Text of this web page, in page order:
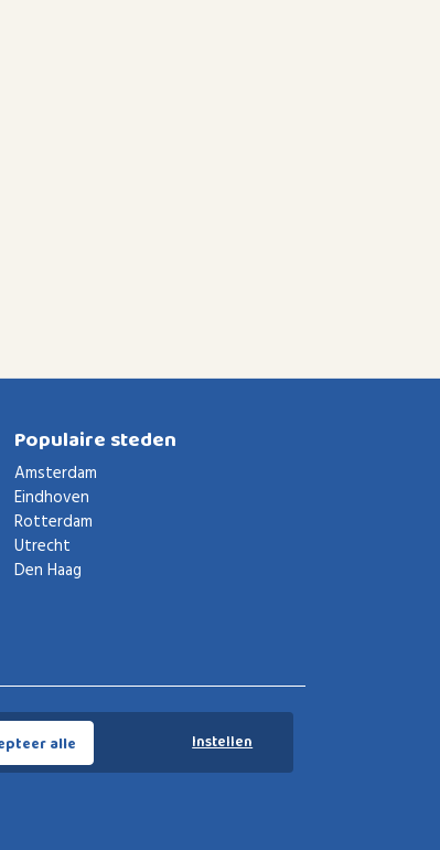
Populaire steden
Amsterdam
Eindhoven
Rotterdam
Utrecht
Den Haag
Privacybeleid Privacy instellingen
alle Instellen